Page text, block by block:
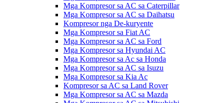
Mga Kompresor sa AC sa Caterpillar
Mga Kompresor sa AC sa Daihatsu
Kompresor nga De-kuryente
Mga Kompresor sa Fiat AC
Mga Kompresor sa AC sa Ford
Mga Kompresor sa Hyundai AC
Mga Kompresor sa Ac sa Honda
Mga Kompresor sa AC sa Isuzu
Mga Kompresor sa Kia Ac
Kompresor sa AC sa Land Rover
Mga Kompresor sa AC sa Mazda